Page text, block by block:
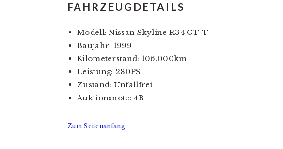
FAHRZEUGDETAILS
Modell: Nissan Skyline R34 GT-T
Baujahr: 1999
Kilometerstand: 106.000km
Leistung: 280PS
Zustand: Unfallfrei
Auktionsnote: 4B
Zum Seitenanfang